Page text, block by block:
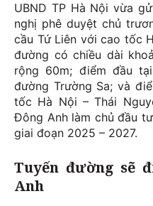
UBND TP Hà Nội vừa
nghị phê duyệt chủ
cầu Tứ Liên với cao tốc
đường có chiều dài
rộng 60m; điểm đầu
đường Trường Sa; và
tốc Hà Nội – Thái
Đông Anh làm chủ đầu
giai đoạn 2025 – 2027.
Tuyến đường sẽ
Anh